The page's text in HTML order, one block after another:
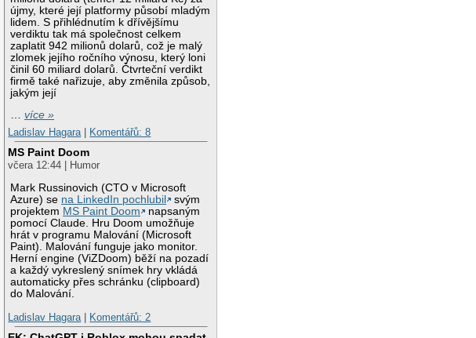
újmy, které její platformy působí mladým
lidem. S přihlédnutím k dřívějšímu
verdiktu tak má společnost celkem
zaplatit 942 milionů dolarů, což je malý
zlomek jejího ročního výnosu, který loni
činil 60 miliard dolarů. Čtvrteční verdikt
firmě také nařizuje, aby změnila způsob,
jakým její
…více »
Ladislav Hagara
Komentářů: 8
MS Paint Doom
včera 12:44 | Humor
Mark Russinovich (CTO v Microsoft
Azure) se na LinkedIn pochlubil
svým
projektem MS Paint Doom
napsaným
pomocí Claude. Hru Doom umožňuje
hrát v programu Malování (Microsoft
Paint). Malování funguje jako monitor.
Herní engine (ViZDoom) běží na pozadí
a každý vykreslený snímek hry vkládá
automaticky přes schránku (clipboard)
do Malování.
Ladislav Hagara
Komentářů: 2